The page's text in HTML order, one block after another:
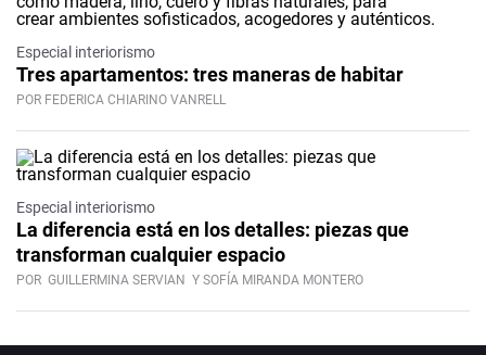
Especial interiorismo
Tres apartamentos: tres maneras de habitar
POR FEDERICA CHIARINO VANRELL
Especial interiorismo
La diferencia está en los detalles: piezas que
transforman cualquier espacio
POR GUILLERMINA SERVIAN Y SOFÍA MIRANDA MONTERO